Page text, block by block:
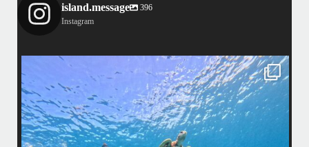
island.message
396
Instagram
island.message
渋谷さん(船長)20年来のリピーター様&
そのお仲間の皆様とケラマへ行って来ました！
・
天気最高ー！
ウミガメ日和で初ダイビングの方もばっちり見れました
・